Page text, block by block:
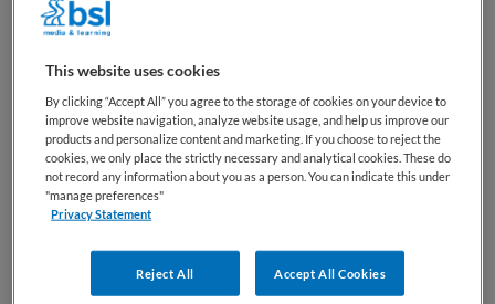
VAKGEBIED
BRANCHE
Niet nader bepaald
AANSTELLING
Niet nader bepaald
PLAATSINGSDATUM
23 juni 2025
Niet nader bepaald Parttime
This website uses cookies
By clicking “Accept All” you agree to the storage of cookies on your device to
improve website navigation, analyze website usage, and help us improve our
products and personalize content and marketing. If you choose to reject the
cookies, we only place the strictly necessary and analytical cookies. These do
not record any information about you as a person. You can indicate this under
"manage preferences"
Privacy Statement
Reject All Accept All Cookies